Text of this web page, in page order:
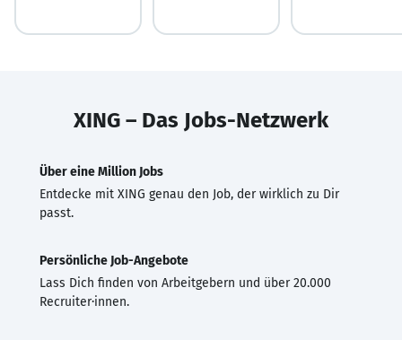
XING – Das Jobs-Netzwerk
Über eine Million Jobs
Entdecke mit XING genau den Job, der wirklich zu Dir
passt.
Persönliche Job-Angebote
Lass Dich finden von Arbeitgebern und über 20.000
Recruiter·innen.